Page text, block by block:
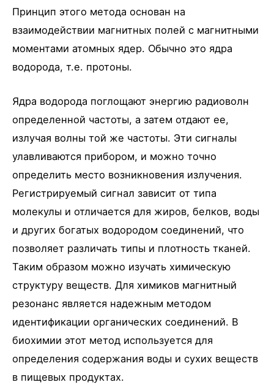
Принцип этого метода основан на
взаимодействии магнитных полей с магнитными
моментами атомных ядер. Обычно это ядра
водорода, т.е. протоны.
Ядра водорода поглощают энергию радиоволн
определенной частоты, а затем отдают ее,
излучая волны той же частоты. Эти сигналы
улавливаются прибором, и можно точно
определить место возникновения излучения.
Регистрируемый сигнал зависит от типа
молекулы и отличается для жиров, белков, воды
и других богатых водородом соединений, что
позволяет различать типы и плотность тканей.
Таким образом можно изучать химическую
структуру веществ. Для химиков магнитный
резонанс является надежным методом
идентификации органических соединений. В
биохимии этот метод используется для
определения содержания воды и сухих веществ
в пищевых продуктах.